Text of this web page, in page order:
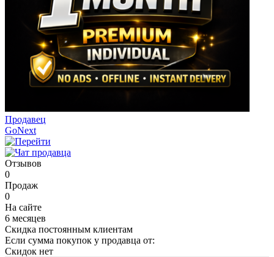
Продавец
GoNext
Отзывов
0
Продаж
0
На сайте
6 месяцев
Скидка постоянным клиентам
Если сумма покупок у продавца от:
Скидок нет